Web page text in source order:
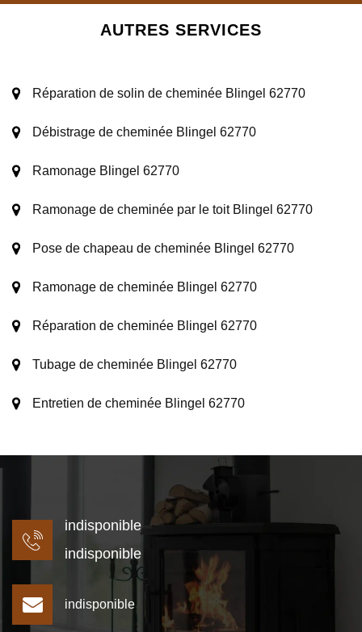
AUTRES SERVICES
Réparation de solin de cheminée Blingel 62770
Débistrage de cheminée Blingel 62770
Ramonage Blingel 62770
Ramonage de cheminée par le toit Blingel 62770
Pose de chapeau de cheminée Blingel 62770
Ramonage de cheminée Blingel 62770
Réparation de cheminée Blingel 62770
Tubage de cheminée Blingel 62770
Entretien de cheminée Blingel 62770
indisponible
indisponible
indisponible